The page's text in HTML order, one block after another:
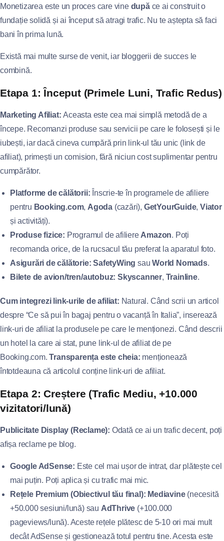
Monetizarea este un proces care vine dupăce ai construit o
fundație solidă și ai început să atragi trafic. Nu te aștepta să faci
bani în prima lună.
Există mai multe surse de venit, iar bloggerii de succes le
combină.
Etapa 1: Început (Primele Luni, Trafic Redus)
Marketing Afiliat: Aceasta este cea mai simplă metodă de a
începe. Recomanzi produse sau servicii pe care le folosești și le
iubești, iar dacă cineva cumpără prin link-ul tău unic (link de
afiliat), primești un comision, fără niciun cost suplimentar pentru
cumpărător.
Platforme de călătorii: Înscrie-te în programele de afiliere
pentru Booking.com, Agoda (cazări), GetYourGuide,Viator
și activități).
Produse fizice: Programul de afiliere Amazon. Poți
recomanda orice, de la rucsacul tău preferat la aparatul foto.
Asigurări de călătorie: SafetyWing sauWorld Nomads.
Bilete de avion/tren/autobuz: Skyscanner, Trainline.
Cum integrezi link-urile de afiliat: Natural. Când scrii un articol
despre “Ce să pui în bagaj pentru o vacanță în Italia”, inserează
link-uri de afiliat la produsele pe care le menționezi. Când descrii
un hotel la care ai stat, pune link-ul de afiliat de pe
Booking.com.Transparența este cheia: menționează
întotdeauna că articolul conține link-uri de afiliat.
Etapa 2: Creștere (Trafic Mediu, +10.000
vizitatori/lună)
Publicitate Display (Reclame): Odată ce ai un trafic decent, poți
afișa reclame pe blog.
Google AdSense: Este cel mai ușor de intrat, dar plătește cel
mai puțin. Poți aplica și cu trafic mai mic.
Rețele Premium (Obiectivul tău final): Mediavine(necesită
+50.000 sesiuni/lună) sau AdThrive (+100.000
pageviews/lună). Aceste rețele plătesc de 5-10 ori mai mult
decât AdSense și gestionează totul pentru tine. Acesta este